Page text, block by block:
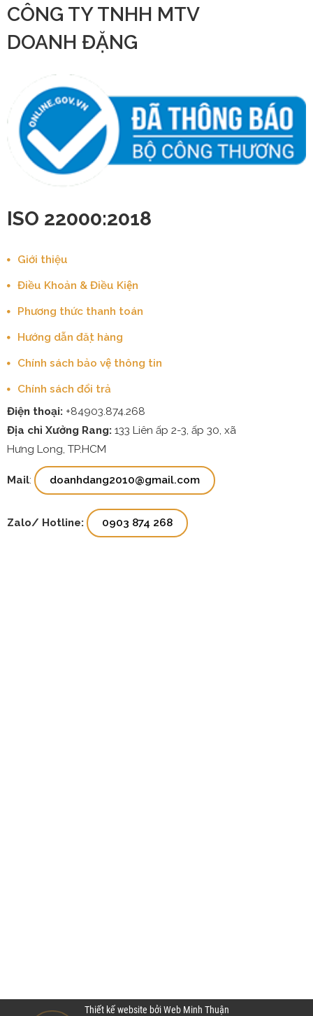
CÔNG TY TNHH MTV
DOANH ĐẶNG
ISO 22000:2018
Giới thiệu
Điều Khoản & Điều Kiện
Phương thức thanh toán
Hướng dẫn đặt hàng
Chính sách bảo vệ thông tin
Chính sách đổi trả
Điện thoại: +84903.874.268
Địa chỉ Xưởng Rang: 133 Liên ấp 2-3, ấp 30, xã
Hưng Long, TP.HCM
Mail: doanhdang2010@gmail.com
Zalo/ Hotline: 0903 874 268
Thiết kế website bởi Web Minh Thuận